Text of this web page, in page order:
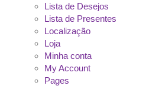
Lista de Desejos
Lista de Presentes
Localização
Loja
Minha conta
My Account
Pages